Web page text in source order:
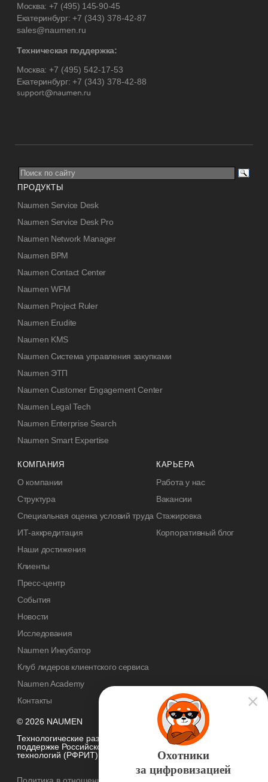
Москва: +7 (495) 145-90-45
Екатеринбург:+7 (343) 378-42-87
sales@naumen.ru
Техническая поддержка:
Москва: +7 (495) 542-17-53
Екатеринбург:+7 (343) 378-42-88
© 2026 NAUMEN
Технологические разработки осуществляются при грантовой
поддержке Российского фонда развития информационных
технологий (РФРИТ)
ПРОДУКТЫ
Naumen Service Desk
Naumen Service Desk Pro
Naumen Network Manager
Naumen BPM
Naumen Contact Center
Naumen WFM
Naumen Project Ruler
Naumen Erudite
Naumen KMS
Naumen Система управления закупками
Naumen ЭТП
Naumen Customer Engagement Center
Naumen Legal Tech
Naumen Enterprise Search
Naumen Smart Expertise
КОМПАНИЯ
О компании
Структура
Специальная оценка условий труда
ИТ-аккредитация
Наши достижения
Клиенты
Пресс-центр
События
Новости
Исследования
Naumen Инкубатор
Клуб лидеров клиентского сервиса
Naumen Academy
Контакты
КАРЬЕРА
Работа у нас
Вакансии
Стажировка
Корпоративный блог
Охотники
за цифровизацией